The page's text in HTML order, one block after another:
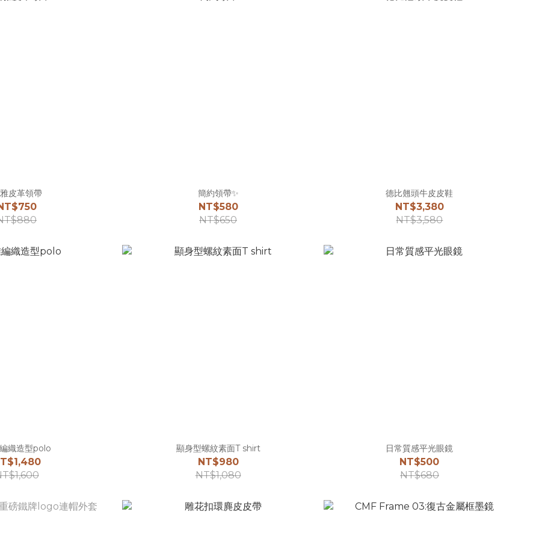
皮革領帶 簡約領帶✨
NT$580
NT$650
德比翹頭牛皮皮鞋
NT$3,380
NT$3,580
織造型polo 顯身型螺紋素面T shirt
NT$980
NT$1,080
日常質感平光眼鏡
NT$500
NT$680